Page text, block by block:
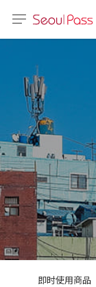
体)
文 (台灣)
即时使用商品